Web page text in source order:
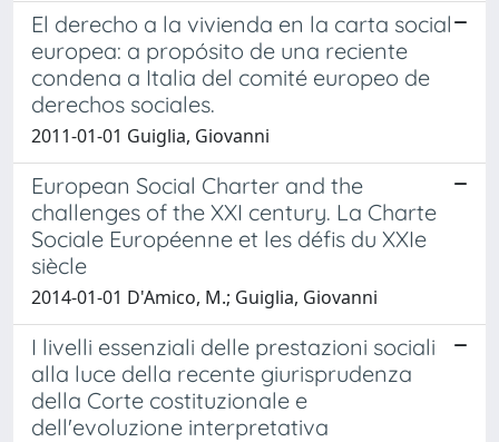
El derecho a la vivienda en la carta social
europea: a propósito de una reciente
condena a Italia del comité europeo de
derechos sociales.
2011-01-01 Guiglia, Giovanni
European Social Charter and the
challenges of the XXI century. La Charte
Sociale Européenne et les défis du XXIe
siècle
2014-01-01 D'Amico, M.; Guiglia, Giovanni
I livelli essenziali delle prestazioni sociali
alla luce della recente giurisprudenza
della Corte costituzionale e
dell'evoluzione interpretativa